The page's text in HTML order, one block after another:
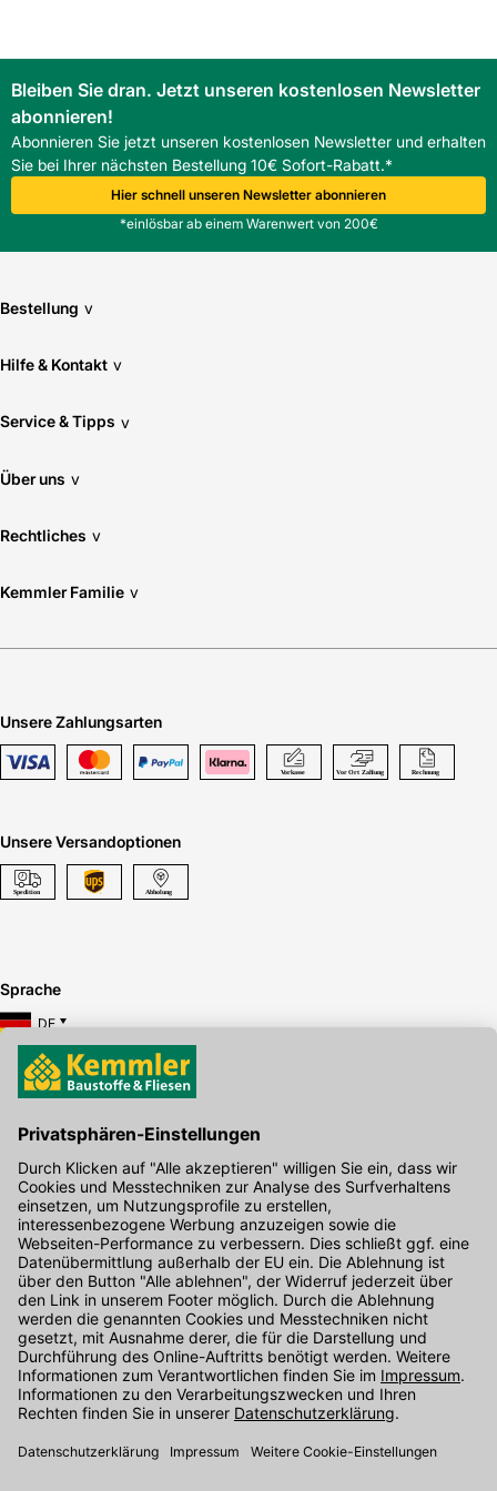
Fenstern kompatibel?
Das Innenfutter ist speziell auf Designo-Blendrahmen
abgestimmt; die Variante 134/xxx und ähnliche
Ausführungen sind kompatibel.
Bleiben Sie dran. Jetzt unseren kostenlosen Newsletter
abonnieren!
Abonnieren Sie jetzt unseren kostenlosen Newsletter und erhalten
Sie bei Ihrer nächsten Bestellung 10€ Sofort-Rabatt.*
Hier schnell unseren Newsletter abonnieren
*einlösbar ab einem Warenwert von 200€
Bestellung v
Hilfe & Kontakt v
Service & Tipps v
Über uns v
Rechtliches v
Kemmler Familie v
Unsere Zahlungsarten
Unsere Versandoptionen
Sprache
DE
Hier gibt's die kostenlose App
Kontakt
Unser Onlineshop Team ist montags bis freitags von 08:00 - 17:00
Uhr unter der Telefonnummer07071 / 151-151für Sie erreichbar.
Alternativ können Sie unser Kontaktformular nutzen.
Den Kontakt direkt in unsere Niederlassungen finden Sie